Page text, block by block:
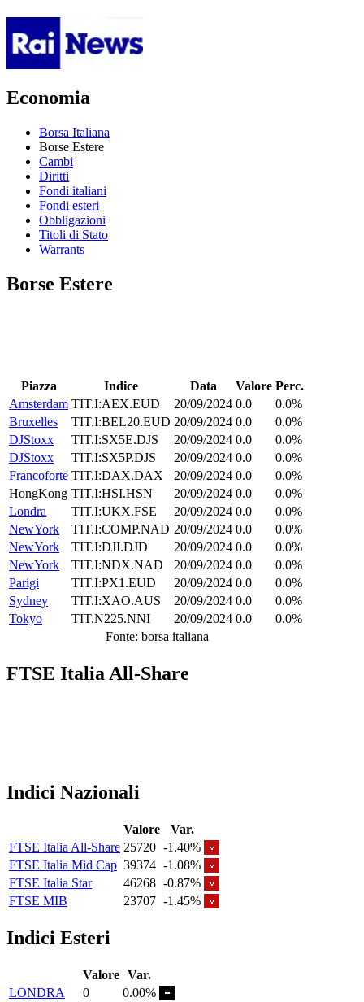
Economia
Borsa Italiana
Borse Estere
Cambi
Diritti
Fondi italiani
Fondi esteri
Obbligazioni
Titoli di Stato
Warrants
Borse Estere
Piazza Indice Data Valore Perc.
Amsterdam TIT.I:AEX.EUD 20/09/2024 0.0
0.0%
Bruxelles
TIT.I:BEL20.EUD 20/09/2024 0.0
0.0%
DJStoxx
TIT.I:SX5E.DJS 20/09/2024 0.0
0.0%
DJStoxx
TIT.I:SX5P.DJS 20/09/2024 0.0
0.0%
Francoforte TIT.I:DAX.DAX 20/09/2024 0.0
0.0%
HongKong TIT.I:HSI.HSN 20/09/2024 0.0
0.0%
Londra
TIT.I:UKX.FSE 20/09/2024 0.0
0.0%
NewYork
TIT.I:COMP.NAD 20/09/2024 0.0
0.0%
NewYork
TIT.I:DJI.DJD 20/09/2024 0.0
0.0%
NewYork
TIT.I:NDX.NAD 20/09/2024 0.0
0.0%
Parigi
TIT.I:PX1.EUD 20/09/2024 0.0
0.0%
Sydney
TIT.I:XAO.AUS 20/09/2024 0.0
0.0%
Tokyo
TIT.N225.NNI 20/09/2024 0.0
0.0%
Fonte: borsa italiana
FTSE Italia All-Share
Indici Nazionali
Valore
Var.
FTSE Italia All-Share 25720 -1.40%
FTSE Italia Mid Cap 39374 -1.08%
FTSE Italia Star
46268 -0.87%
FTSE MIB
23707 -1.45%
Indici Esteri
Valore Var.
LONDRA
0
0.00%